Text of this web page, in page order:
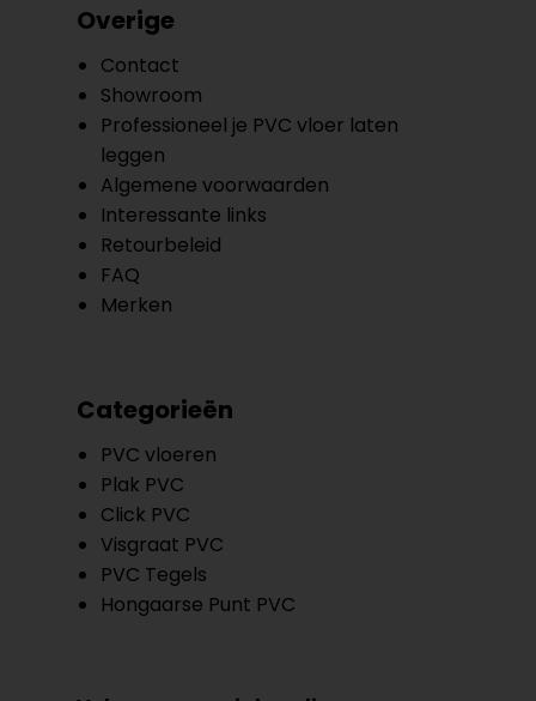
Overige
Contact
Showroom
Professioneel je PVC vloer laten
leggen
Algemene voorwaarden
Interessante links
Retourbeleid
FAQ
Merken
Categorieën
PVC vloeren
Plak PVC
Click PVC
Visgraat PVC
PVC Tegels
Hongaarse Punt PVC